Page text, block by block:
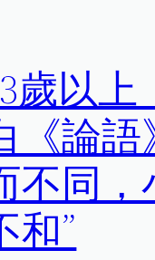
歲以上
《論語
不同，
和”